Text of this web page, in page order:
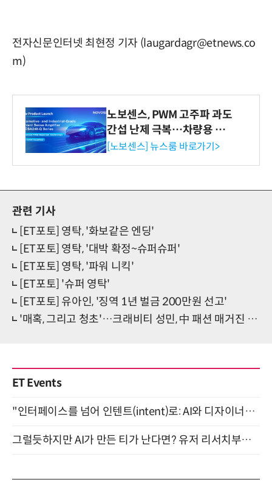
전자신문인터넷 최현정 기자 (laugardagr@etnews.co
m)
노보센스, PWM 고주파 과도
간섭 난제 극복…차량용 전
류 감지 증폭기
[노보센스] 뉴스룸 바로가기>
관련 기사
[ET포토] 영탁, '화보같은 엔딩'
[ET포토] 영탁, '대박 확정~슈퍼슈퍼'
[ET포토] 영탁, '파워 니킥'
[ET포토] '슈퍼 영탁'
[ET포토] 유아인, '징역 1년 벌금 200만원 선고'
'매혹, 그리고 청초'…크래비티 성민, 中 패션 매거진 커버 장식
ET Events
"인터페이스를 넘어 인텐트(intent)로: AI와 디자이너가 함께 만드는 공존의 UX" 강남역 (9/2)
그럴듯하지만 AI가 만든 티가 난다면? 유저 리서치부터 배포까지! (9/15)